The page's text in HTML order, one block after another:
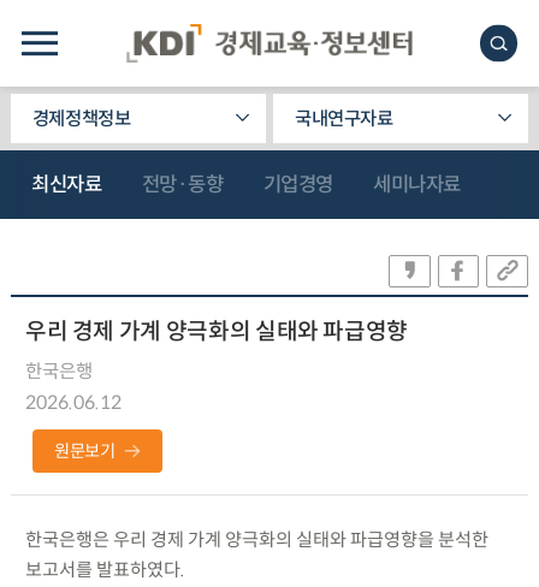
경제정책정보 국내연구자료
최신자료 전망·동향 기업경영 세미나자료
우리 경제 가계 양극화의 실태와 파급영향
한국은행
2026.06.12
원문보기
한국은행은 우리 경제 가계 양극화의 실태와 파급영향을 분석한
보고서를 발표하였다.